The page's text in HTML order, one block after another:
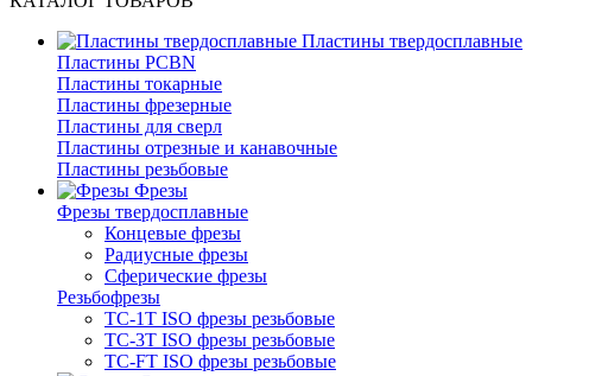
Пластины твердосплавные
Пластины PCBN
Пластины токарные
Пластины фрезерные
Пластины для сверл
Пластины отрезные и канавочные
Пластины резьбовые
Фрезы
Фрезы твердосплавные
Концевые фрезы
Радиусные фрезы
Сферические фрезы
Резьбофрезы
TC-1T ISO фрезы резьбовые
TC-3T ISO фрезы резьбовые
TC-FT ISO фрезы резьбовые